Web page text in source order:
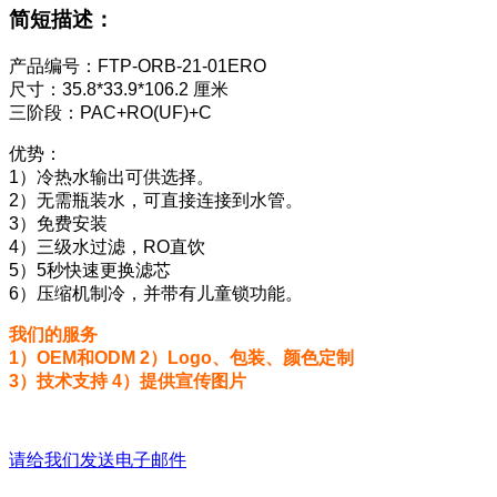
简短描述：
产品编号：FTP-ORB-21-01ERO
尺寸：35.8*33.9*106.2 厘米
三阶段：PAC+RO(UF)+C
优势：
1）冷热水输出可供选择。
2）无需瓶装水，可直接连接到水管。
3）免费安装
4）三级水过滤，RO直饮
5）5秒快速更换滤芯
6）压缩机制冷，并带有儿童锁功能。
我们的服务
1）OEM和ODM 2）Logo、包装、颜色定制
3）技术支持 4）提供宣传图片
请给我们发送电子邮件